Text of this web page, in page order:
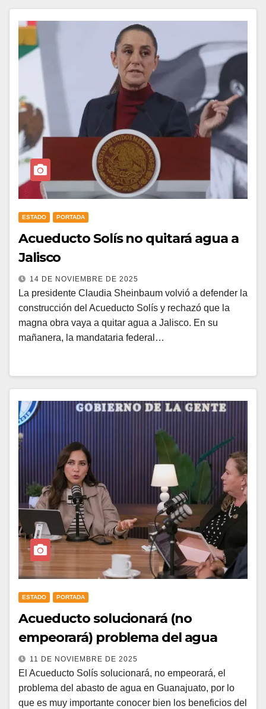
ESTADO PORTADA
Acueducto Solís no quitará agua a
Jalisco
14 DE NOVIEMBRE DE 2025
La presidente Claudia Sheinbaum volvió a defender la
construcción del Acueducto Solís y rechazó que la
magna obra vaya a quitar agua a Jalisco. En su
mañanera, la mandataria federal…
ESTADO PORTADA
Acueducto solucionará (no
empeorará) problema del agua
11 DE NOVIEMBRE DE 2025
El Acueducto Solís solucionará, no empeorará, el
problema del abasto de agua en Guanajuato, por lo
que es muy importante conocer bien los beneficios del